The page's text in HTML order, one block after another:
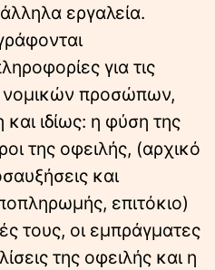
εργαλεία.
για τις
νομικών προσώπων,
ιδίως: η φύση της
της οφειλής, (αρχικό
και
επιτόκιο)
τους, οι εμπράγματες
της οφειλής και η